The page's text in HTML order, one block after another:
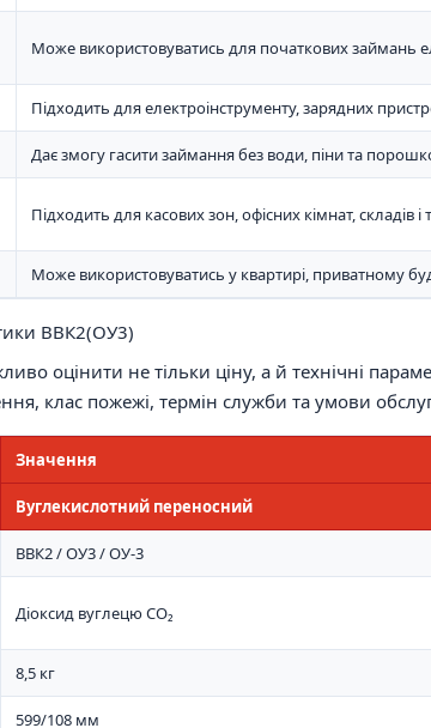
Може використовуватись для початкових займань
Підходить для електроінструменту, зарядних
Дає змогу гасити займання без води, піни та
Підходить для касових зон, офісних кімнат, складів
Може використовуватись у квартирі, приватному
ВВК2(ОУ3)
оцінити не тільки ціну, а й технічні
клас пожежі, термін служби та умови
Значення
Вуглекислотний переносний
ВВК2 / ОУ3 / ОУ-3
Діоксид вуглецю CO₂
8,5 кг
599/108 мм